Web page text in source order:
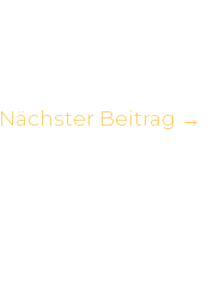
Nächster Beitrag →